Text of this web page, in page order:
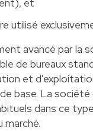
et
utilisé
avancé par la
de bureaux
et
base. La
dans ce